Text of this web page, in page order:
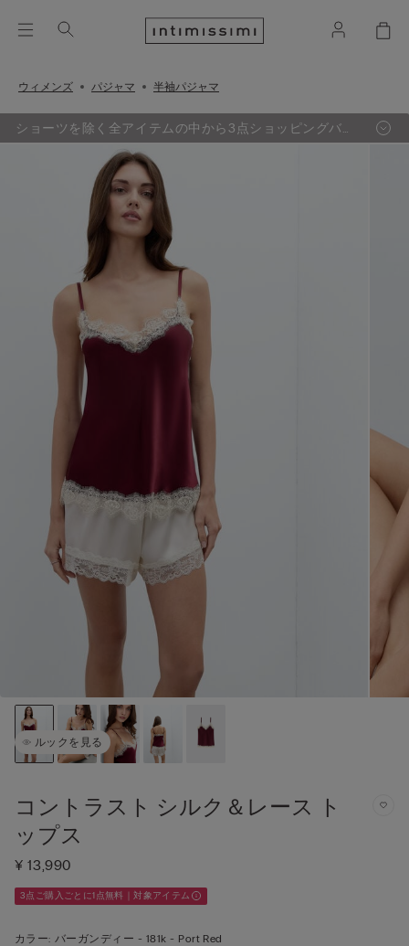
ウィメンズ パジャマ 半袖パジャマ
ショーツを除く全アイテムの中から3点ショッピングバッ
グ追加するごとに、最も定価の低い1点が無料に。（セー
ルックを見る
コントラスト シルク＆レース ト
ップス
¥ 13,990
3点ご購入ごとに1点無料｜対象アイテム
カラー: バーガンディー - 181k - Port Red